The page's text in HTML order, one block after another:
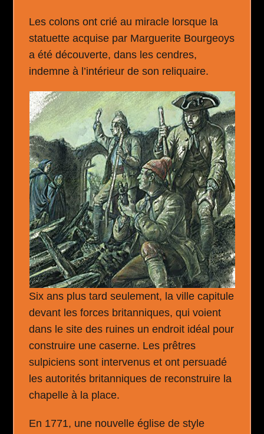
Les colons ont crié au miracle lorsque la
statuette acquise par Marguerite Bourgeoys
a été découverte, dans les cendres,
indemne à l’intérieur de son reliquaire.
Six ans plus tard seulement, la ville capitule
devant les forces britanniques, qui voient
dans le site des ruines un endroit idéal pour
construire une caserne. Les prêtres
sulpiciens sont intervenus et ont persuadé
les autorités britanniques de reconstruire la
chapelle à la place.
En 1771, une nouvelle église de style